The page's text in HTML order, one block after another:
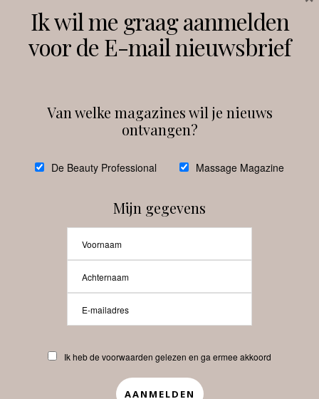
Instagram Facebook
debeautyprofessional
Beauty-Pro.nl
Abonneren Contact
Ik wil me graag aanmelden
voor de E-mail nieuwsbrief
Van welke magazines wil je nieuws
ontvangen?
De Beauty Professional Massage Magazine
Mijn gegevens
Ik heb de voorwaarden gelezen en ga ermee akkoord